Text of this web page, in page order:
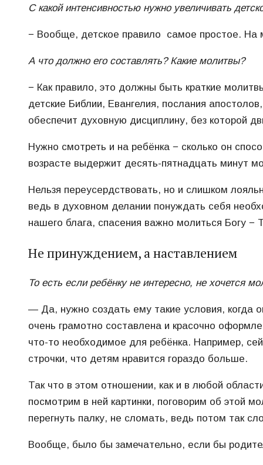
С какой интенсивностью нужно увеличивать
− Вообще, детское правило самое простое. На
А что должно его составлять? Какие молитвы?
− Как правило, это должны быть краткие
детские Библии, Евангелия, послания
обеспечит духовную дисциплину, без которой
Нужно смотреть и на ребёнка − сколько он
возрасте выдержит десять-пятнадцать минут
Нельзя переусердствовать, но и слишком
ведь в духовном делании понуждать себя
нашего блага, спасения важно молиться Богу
Не принуждением, а наставлением
То есть если ребёнку не интересно, не хочется
— Да, нужно создать ему такие условия, когда
очень грамотно составлена и красочно
что-то необходимое для ребёнка. Например,
строчки, что детям нравится гораздо больше.
Так что в этом отношении, как и в любой
посмотрим в ней картинки, поговорим об этой
перегнуть палку, не сломать, ведь потом так
Вообще, было бы замечательно, если бы